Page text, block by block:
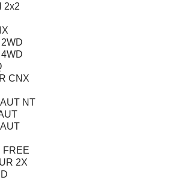
2x2
CNX
NT
FREE
2X